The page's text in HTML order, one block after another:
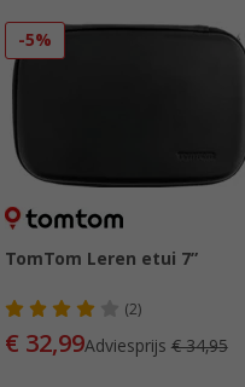
-5%
TomTom Leren etui 7”
(2)
€ 32,99Adviesprijs € 34,95